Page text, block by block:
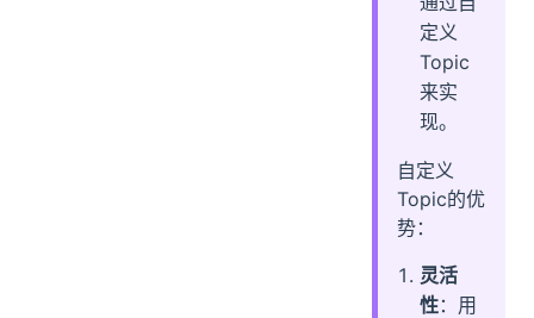
定义
Topic
来实
现。
自定义
Topic的优
势：
灵活
性：用